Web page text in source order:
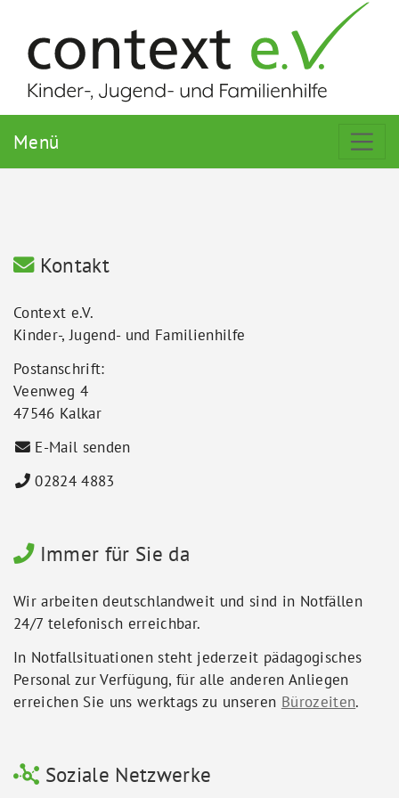
Menü
Kontakt
Context e.V.
Kinder-, Jugend- und Familienhilfe
Postanschrift:
Veenweg 4
47546 Kalkar
E-Mail senden
02824 4883
Immer für Sie da
Wir arbeiten deutschlandweit und sind in Notfällen
24/7 telefonisch erreichbar.
In Notfallsituationen steht jederzeit pädagogisches
Personal zur Verfügung, für alle anderen Anliegen
erreichen Sie uns werktags zu unseren Bürozeiten.
Soziale Netzwerke